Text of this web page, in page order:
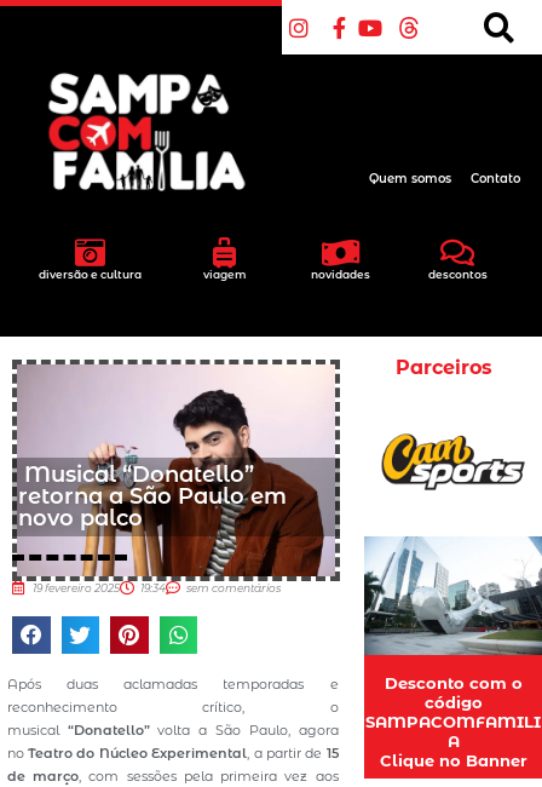
diversão e cultura viagem novidades descontos
Quem somos Contato
Musical “Donatello”
retorna a São Paulo em
novo palco
19 fevereiro 2025 19:34 sem comentários
Após duas aclamadas temporadas e
reconhecimento crítico, o
musical “Donatello”volta a São Paulo, agora
noTeatro do Núcleo Experimental, a partir de 15
de março, com sessões pela primeira vez aos
Parceiros
Desconto com o
código
SAMPACOMFAMILI
A
Clique no Banner